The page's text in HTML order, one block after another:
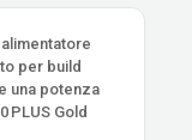
alimentatore
per build
una potenza
PLUS Gold